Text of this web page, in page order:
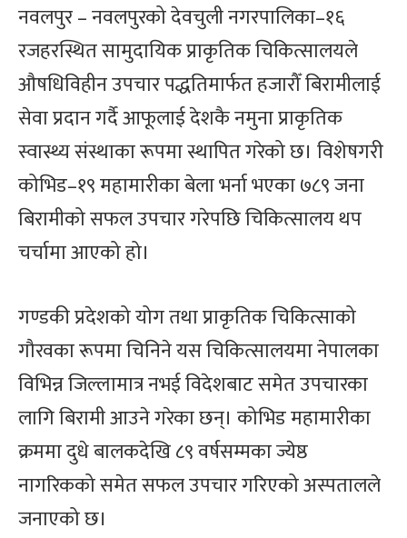
नवलपुर – नवलपुरको देवचुली नगरपालिका–१६
रजहरस्थित सामुदायिक प्राकृतिक चिकित्सालयले
औषधिविहीन उपचार पद्धतिमार्फत हजारौँ बिरामीलाई
सेवा प्रदान गर्दै आफूलाई देशकै नमुना प्राकृतिक
स्वास्थ्य संस्थाका रूपमा स्थापित गरेको छ। विशेषगरी
कोभिड–१९ महामारीका बेला भर्ना भएका ७८९ जना
बिरामीको सफल उपचार गरेपछि चिकित्सालय थप
चर्चामा आएको हो।
गण्डकी प्रदेशको योग तथा प्राकृतिक चिकित्साको
गौरवका रूपमा चिनिने यस चिकित्सालयमा नेपालका
विभिन्न जिल्लामात्र नभई विदेशबाट समेत उपचारका
लागि बिरामी आउने गरेका छन्। कोभिड महामारीका
क्रममा दुधे बालकदेखि ८९ वर्षसम्मका ज्येष्ठ
नागरिकको समेत सफल उपचार गरिएको अस्पतालले
जनाएको छ।